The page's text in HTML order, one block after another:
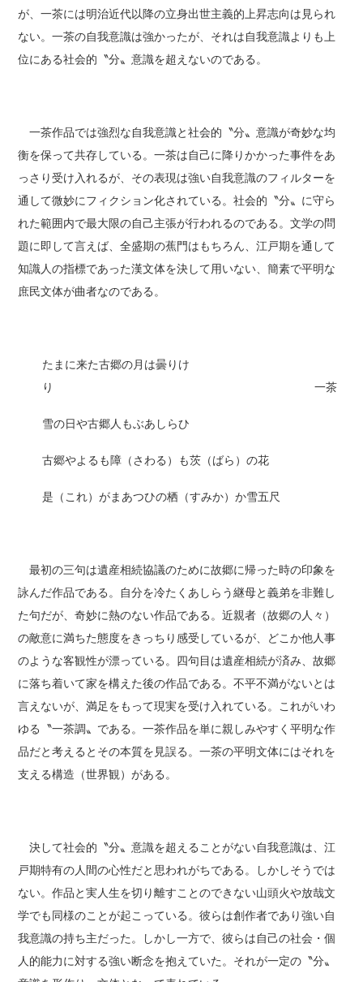
が、一茶には明治近代以降の立身出世主義的上昇志向は見られ
ない。一茶の自我意識は強かったが、それは自我意識よりも上
位にある社会的〝分〟意識を超えないのである。
一茶作品では強烈な自我意識と社会的〝分〟意識が奇妙な均
衡を保って共存している。一茶は自己に降りかかった事件をあ
っさり受け入れるが、その表現は強い自我意識のフィルターを
通して微妙にフィクション化されている。社会的〝分〟に守ら
れた範囲内で最大限の自己主張が行われるのである。文学の問
題に即して言えば、全盛期の蕉門はもちろん、江戸期を通して
知識人の指標であった漢文体を決して用いない、簡素で平明な
庶民文体が曲者なのである。
たまに来た古郷の月は曇りけ
り 一茶
雪の日や古郷人もぶあしらひ
古郷やよるも障（さわる）も茨（ばら）の花
是（これ）がまあつひの栖（すみか）か雪五尺
最初の三句は遺産相続協議のために故郷に帰った時の印象を
詠んだ作品である。自分を冷たくあしらう継母と義弟を非難し
た句だが、奇妙に熱のない作品である。近親者（故郷の人々）
の敵意に満ちた態度をきっちり感受しているが、どこか他人事
のような客観性が漂っている。四句目は遺産相続が済み、故郷
に落ち着いて家を構えた後の作品である。不平不満がないとは
言えないが、満足をもって現実を受け入れている。これがいわ
ゆる〝一茶調〟である。一茶作品を単に親しみやすく平明な作
品だと考えるとその本質を見誤る。一茶の平明文体にはそれを
支える構造（世界観）がある。
決して社会的〝分〟意識を超えることがない自我意識は、江
戸期特有の人間の心性だと思われがちである。しかしそうでは
ない。作品と実人生を切り離すことのできない山頭火や放哉文
学でも同様のことが起こっている。彼らは創作者であり強い自
我意識の持ち主だった。しかし一方で、彼らは自己の社会・個
人的能力に対する強い断念を抱えていた。それが一定の〝分〟